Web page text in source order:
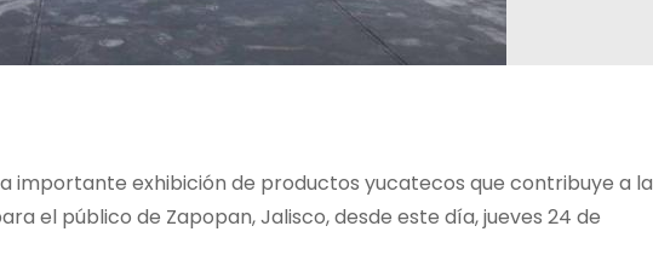
importante exhibición de productos yucatecos que contribuye a la
el público de Zapopan, Jalisco, desde este día, jueves 24 de